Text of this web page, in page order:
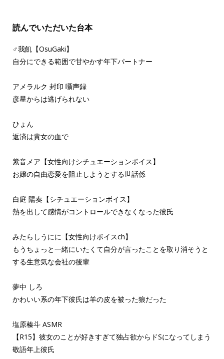
読んでいただいた台本
♂我飢【OsuGaki】
自分にできる範囲で甘やかす年下パートナー
アメラルク 封印 囁声録
彦星からは逃げられない
ひょん
返済は貴女の血で
紫音メア【女性向けシチュエーションボイス】
お嬢の自由恋愛を阻止しようとする世話係
白庭 陽奏【シチュエーションボイス】
熱を出して感情がコントロールできなくなった彼氏
みたらしうにに【女性向けボイスch】
もうちょっと一緒にいたくて自分が言ったことを取り消そうと
する生意気な会社の後輩
夢中 しろ
かわいい系の年下彼氏は羊の皮を被った狼だった
塩原榛斗 ASMR
【R15】彼女のことが好きすぎて独占欲からドSになってしまう
敬語年上彼氏